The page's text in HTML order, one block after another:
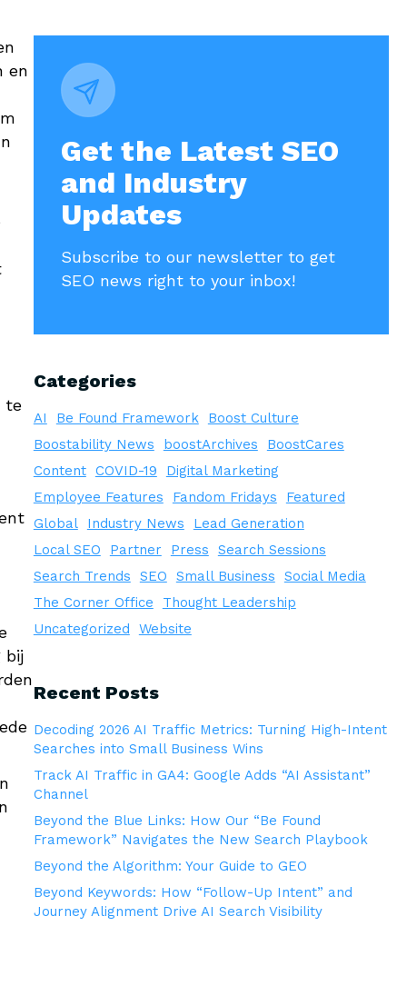
en
te
bij
Get the Latest SEO
and Industry
Updates
Subscribe to our newsletter to get
SEO news right to your inbox!
Categories
AI Be Found Framework
Boost Culture
Boostability News
boostArchives
BoostCares
Content COVID-19
Digital Marketing
Employee Features
Fandom Fridays
Featured
Global
Industry News
Lead Generation
Local SEO
Partner Press
Search Sessions
Search Trends
SEO Small Business
Social Media
The Corner Office
Thought Leadership
Uncategorized
Website
Recent Posts
Decoding 2026 AI Traffic Metrics: Turning High-Intent
Searches into Small Business Wins
Track AI Traffic in GA4: Google Adds “AI Assistant”
Channel
Beyond the Blue Links: How Our “Be Found
Framework” Navigates the New Search Playbook
Beyond the Algorithm: Your Guide to GEO
Beyond Keywords: How “Follow-Up Intent” and
Journey Alignment Drive AI Search Visibility